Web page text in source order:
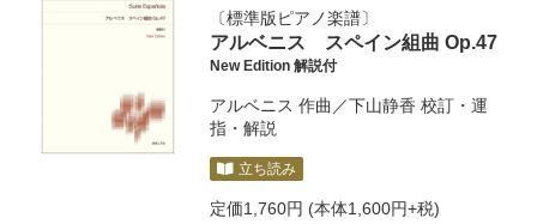
標準版ピアノ楽譜
アルベニス スペイン組曲 Op.47
New Edition 解説付
アルベニス 作曲／下山静香 校訂・運
指・解説
立ち読み
定価1,760円 (本体1,600円+税)